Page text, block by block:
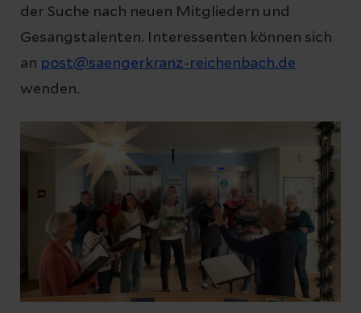
der Suche nach neuen Mitgliedern und
Gesangstalenten. Interessenten können sich
an post@saengerkranz-reichenbach.de
wenden.